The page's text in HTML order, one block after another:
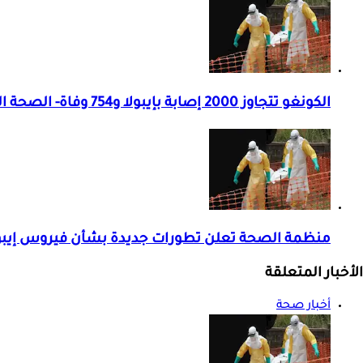
الكونغو تتجاوز 2000 إصابة بإيبولا و754 وفاة- الصحة العالمية تعلق
منظمة الصحة تعلن تطورات جديدة بشأن فيروس
الأخبار المتعلقة
أخبار صحة